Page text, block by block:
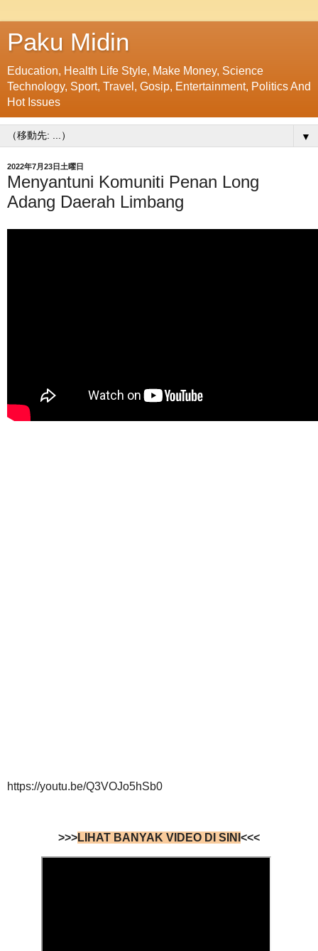
Paku Midin
Education, Health Life Style, Make Money, Science
Technology, Sport, Travel, Gosip, Entertainment, Politics And
Hot Issues
▼
2022年7月23日土曜日
Menyantuni Komuniti Penan Long
Adang Daerah Limbang
https://youtu.be/Q3VOJo5hSb0
>>>LIHAT BANYAK VIDEO DI SINI <<<